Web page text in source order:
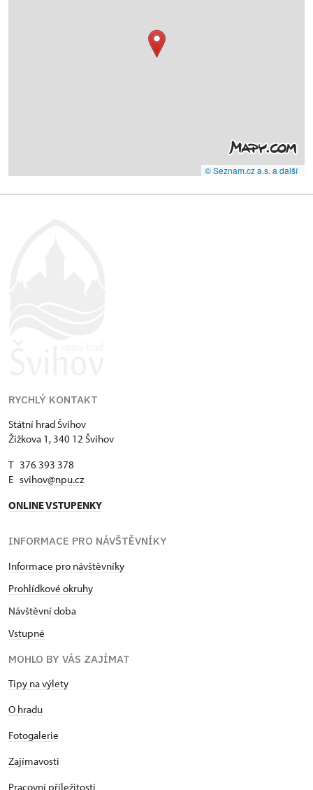
© Seznam.cz a.s. a další
RYCHLÝ KONTAKT
Státní hrad Švihov
Žižkova 1, 340 12 Švihov
T 376 393 378
E svihov@npu.cz
ONLINE VSTUPENKY
INFORMACE PRO NÁVŠTĚVNÍKY
Informace pro návštěvníky
Prohlídkové okruhy
Návštěvní doba
Vstupné
MOHLO BY VÁS ZAJÍMAT
Tipy na výlety
O hradu
Fotogalerie
Zajímavosti
Pracovní příležitosti